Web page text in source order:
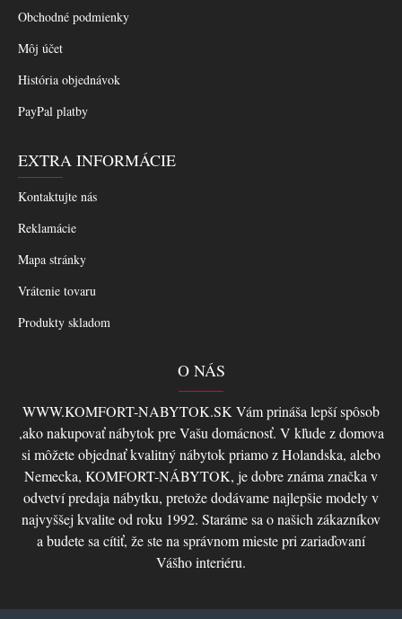
Obchodné podmienky
Môj účet
História objednávok
PayPal platby
EXTRA INFORMÁCIE
Kontaktujte nás
Reklamácie
Mapa stránky
Vrátenie tovaru
Produkty skladom
O NÁS
WWW.KOMFORT-NABYTOK.SK Vám prináša lepší spôsob
,ako nakupovať nábytok pre Vašu domácnosť. V kľude z domova
si môžete objednať kvalitný nábytok priamo z Holandska, alebo
Nemecka, KOMFORT-NÁBYTOK, je dobre známa značka v
odvetví predaja nábytku, pretože dodávame najlepšie modely v
najvyššej kvalite od roku 1992. Staráme sa o našich zákazníkov
a budete sa cítiť, že ste na správnom mieste pri zariaďovaní
Vášho interiéru.